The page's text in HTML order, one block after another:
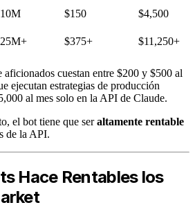
10M $150
$4,500
25M+ $375+ $11,250+
aficionados cuestan entre $200 y $500 al
ejecutan estrategias de producción
al mes solo en la API de Claude.
el bot tiene que seraltamente rentable
de la API.
Hace Rentables los